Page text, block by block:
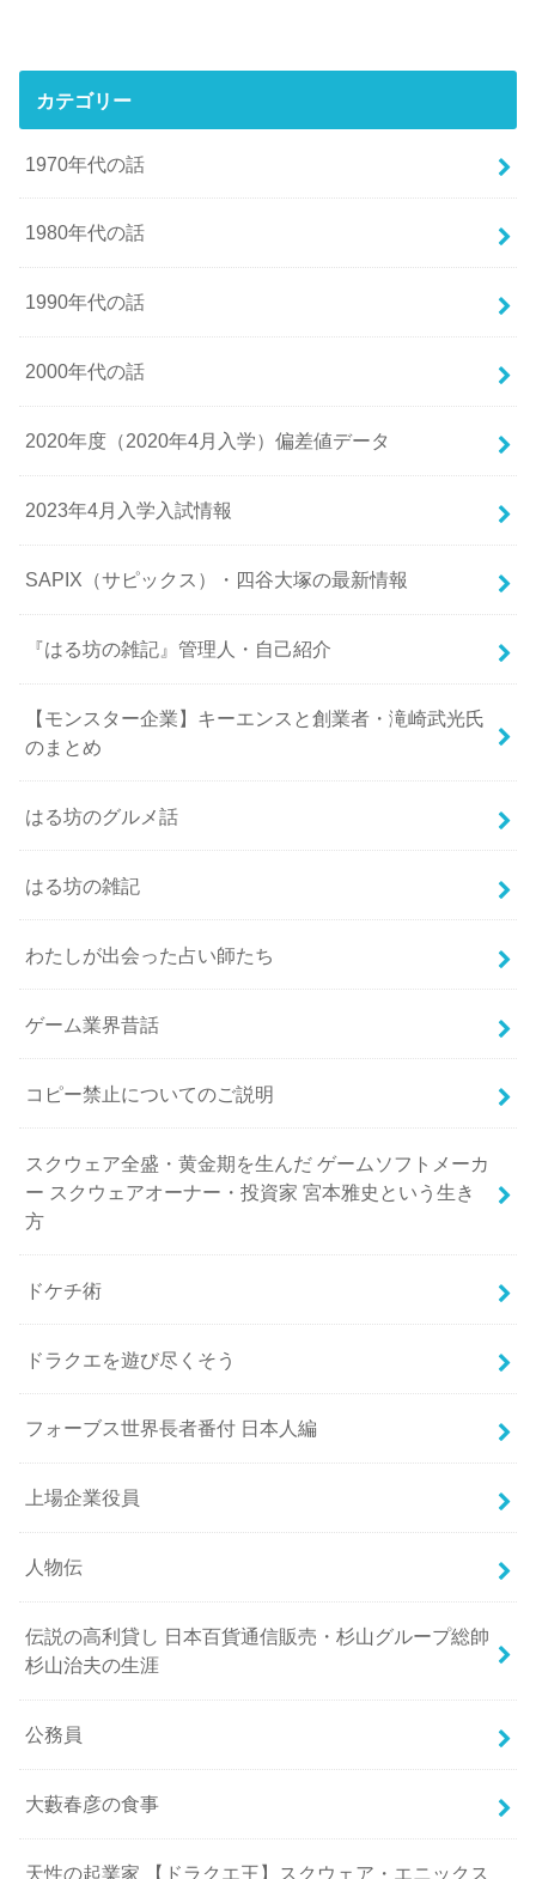
カテゴリー
1970年代の話
1980年代の話
1990年代の話
2000年代の話
2020年度（2020年4月入学）偏差値データ
2023年4月入学入試情報
SAPIX（サピックス）・四谷大塚の最新情報
『はる坊の雑記』管理人・自己紹介
【モンスター企業】キーエンスと創業者・滝崎武光氏
のまとめ
はる坊のグルメ話
はる坊の雑記
わたしが出会った占い師たち
ゲーム業界昔話
コピー禁止についてのご説明
スクウェア全盛・黄金期を生んだ ゲームソフトメーカ
ー スクウェアオーナー・投資家 宮本雅史という生き
方
ドケチ術
ドラクエを遊び尽くそう
フォーブス世界長者番付 日本人編
上場企業役員
人物伝
伝説の高利貸し 日本百貨通信販売・杉山グループ総帥
杉山治夫の生涯
公務員
大藪春彦の食事
天性の起業家 【ドラクエ王】スクウェア・エニックス